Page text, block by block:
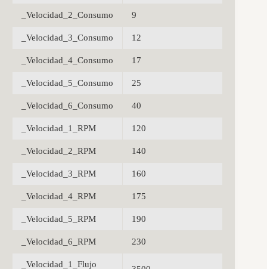
_Velocidad_2_Consumo 9
_Velocidad_3_Consumo 12
_Velocidad_4_Consumo 17
_Velocidad_5_Consumo 25
_Velocidad_6_Consumo 40
_Velocidad_1_RPM 120
_Velocidad_2_RPM 140
_Velocidad_3_RPM 160
_Velocidad_4_RPM 175
_Velocidad_5_RPM 190
_Velocidad_6_RPM 230
_Velocidad_1_Flujo